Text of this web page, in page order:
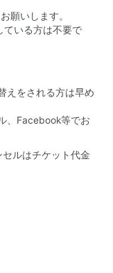
願いします。
ている方は不要で
えをされる方は早め
、Facebook等でお
ルはチケット代金